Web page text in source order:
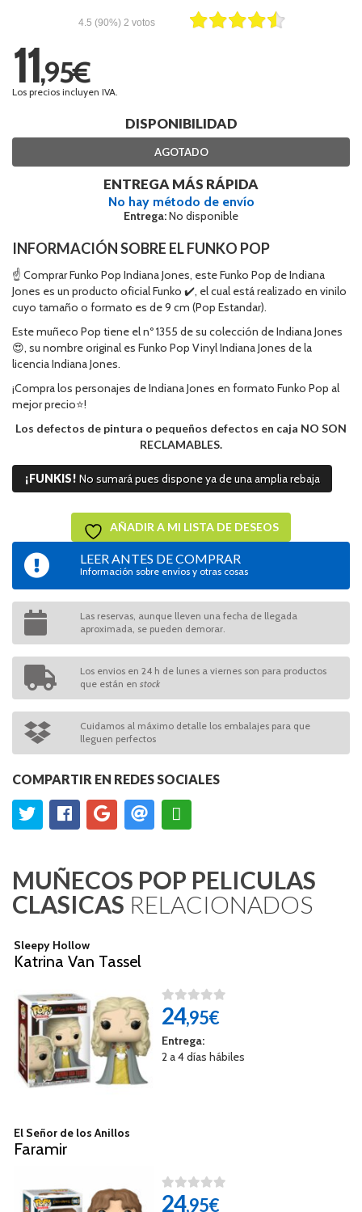
4.5 (90%) 2 votos
11,95€
Los precios incluyen IVA.
DISPONIBILIDAD
AGOTADO
ENTREGA MÁS RÁPIDA
No hay método de envío
Entrega:No disponible
INFORMACIÓN SOBRE EL FUNKO POP
☝ Comprar Funko Pop Indiana Jones, este Funko Pop de Indiana
Jones es un producto oficial Funko ✔️, el cual está realizado en vinilo
cuyo tamaño o formato es de 9 cm (Pop Estandar).
Este muñeco Pop tiene el nº 1355 de su colección de Indiana Jones
😍, su nombre original es Funko Pop Vinyl Indiana Jones de la
licencia Indiana Jones.
¡Compra los personajes de Indiana Jones en formato Funko Pop al
mejor precio⭐!
Los defectos de pintura o pequeños defectos en caja NO SON
RECLAMABLES.
¡FUNKIS! No sumará pues dispone ya de una amplia rebaja
AÑADIR A MI LISTA DE DESEOS
LEER ANTES DE COMPRAR
Información sobre envíos y otras cosas
Las reservas, aunque lleven una fecha de llegada
aproximada, se pueden demorar.
Los envios en 24 h de lunes a viernes son para productos
que están en stock
Cuidamos al máximo detalle los embalajes para que
lleguen perfectos
COMPARTIR EN REDES SOCIALES
MUÑECOS POP PELICULAS
CLASICAS RELACIONADOS
Sleepy Hollow
Katrina Van Tassel
24,95€
Entrega:
2 a 4 días hábiles
El Señor de los Anillos
Faramir
24,95€